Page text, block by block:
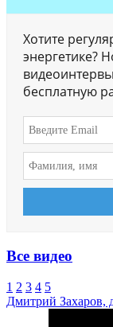
Хотите
энергетике?
бесплатную
Все видео
1 2 3 4 5
Дмитрий Захаров,